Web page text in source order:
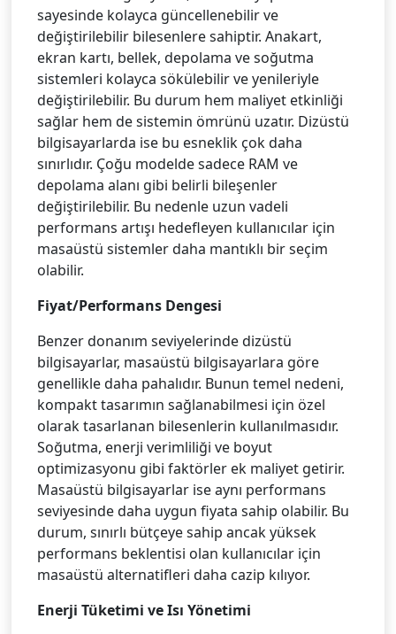
sayesinde kolayca güncellenebilir ve
değiştirilebilir bilesenlere sahiptir. Anakart,
ekran kartı, bellek, depolama ve soğutma
sistemleri kolayca sökülebilir ve yenileriyle
değiştirilebilir. Bu durum hem maliyet etkinliği
sağlar hem de sistemin ömrünü uzatır. Dizüstü
bilgisayarlarda ise bu esneklik çok daha
sınırlıdır. Çoğu modelde sadece RAM ve
depolama alanı gibi belirli bileşenler
değiştirilebilir. Bu nedenle uzun vadeli
performans artışı hedefleyen kullanıcılar için
masaüstü sistemler daha mantıklı bir seçim
olabilir.
Fiyat/Performans Dengesi
Benzer donanım seviyelerinde dizüstü
bilgisayarlar, masaüstü bilgisayarlara göre
genellikle daha pahalıdır. Bunun temel nedeni,
kompakt tasarımın sağlanabilmesi için özel
olarak tasarlanan bilesenlerin kullanılmasıdır.
Soğutma, enerji verimliliği ve boyut
optimizasyonu gibi faktörler ek maliyet getirir.
Masaüstü bilgisayarlar ise aynı performans
seviyesinde daha uygun fiyata sahip olabilir. Bu
durum, sınırlı bütçeye sahip ancak yüksek
performans beklentisi olan kullanıcılar için
masaüstü alternatifleri daha cazip kılıyor.
Enerji Tüketimi ve Isı Yönetimi